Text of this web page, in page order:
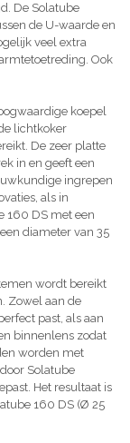
De Solatube
de U-waarde en
veel extra
Ook
koepel
lichtkoker
De zeer platte
in en geeft een
ingrepen
als in
160 DS met een
diameter van 35
wordt bereikt
Zowel aan de
past, als aan
binnenlens zodat
worden met
Solatube
Het resultaat is
160 DS (Ø 25